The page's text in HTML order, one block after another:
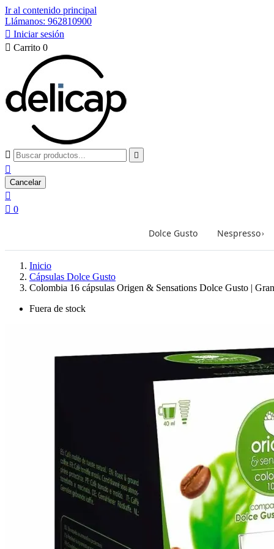
Ir al contenido principal
Llámanos: 962810900
 Iniciar sesión
 Carrito 0
 

Cancelar

 0
Dolce Gusto Nespresso›
Inicio
Cápsulas Dolce Gusto
Colombia 16 cápsulas Origen & Sensations Dolce Gusto |
Fuera de stock